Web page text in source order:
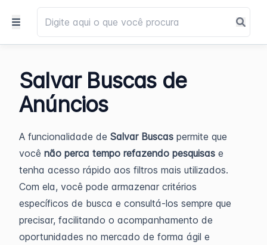
Salvar Buscas de
Anúncios
A funcionalidade de Salvar Buscas permite que
você não perca tempo refazendo pesquisas e
tenha acesso rápido aos filtros mais utilizados.
Com ela, você pode armazenar critérios
específicos de busca e consultá-los sempre que
precisar, facilitando o acompanhamento de
oportunidades no mercado de forma ágil e